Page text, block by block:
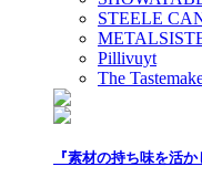
STEELE
Pillivuyt
The
『素材の持ち味を活か